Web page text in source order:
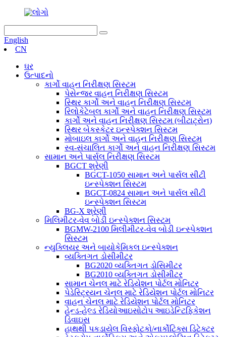
English
CN
ઘર
ઉત્પાદનો
કાર્ગો વાહન નિરીક્ષણ સિસ્ટમ
પેસેન્જર વાહન નિરીક્ષણ સિસ્ટમ
સ્થિર કાર્ગો અને વાહન નિરીક્ષણ સિસ્ટમ
રિલોકેટેબલ કાર્ગો અને વાહન નિરીક્ષણ સિસ્ટમ
કાર્ગો અને વાહન નિરીક્ષણ સિસ્ટમ (બીટાટ્રોન)
સ્થિર બેકસ્કેટર ઇન્સ્પેક્શન સિસ્ટમ
મોબાઇલ કાર્ગો અને વાહન નિરીક્ષણ સિસ્ટમ
સ્વ-સંચાલિત કાર્ગો અને વાહન નિરીક્ષણ સિસ્ટમ
સામાન અને પાર્સલ નિરીક્ષણ સિસ્ટમ
BGCT શ્રેણી
BGCT-1050 સામાન અને પાર્સલ સીટી
ઇન્સ્પેક્શન સિસ્ટમ
BGCT-0824 સામાન અને પાર્સલ સીટી
ઇન્સ્પેક્શન સિસ્ટમ
BG-X શ્રેણી
મિલિમીટર-વેવ બોડી ઇન્સ્પેક્શન સિસ્ટમ
BGMW-2100 મિલીમીટર-વેવ બોડી ઇન્સ્પેક્શન
સિસ્ટમ
ન્યુક્લિયર અને બાયોકેમિકલ ઇન્સ્પેક્શન
વ્યક્તિગત ડોસીમીટર
BG2020 વ્યક્તિગત ડોસિમીટર
BG2010 વ્યક્તિગત ડોસીમીટર
સામાન ચેનલ માટે રેડિયેશન પોર્ટલ મોનિટર
પેડેસ્ટ્રિયન ચેનલ માટે રેડિયેશન પોર્ટલ મોનિટર
વાહન ચેનલ માટે રેડિયેશન પોર્ટલ મોનિટર
હેન્ડ-હેલ્ડ રેડિયોઆઇસોટોપ આઇડેન્ટિફિકેશન
ડિવાઇસ
હાથથી પકડાયેલ વિસ્ફોટકો/નાર્કોટિક્સ ડિટેક્ટર